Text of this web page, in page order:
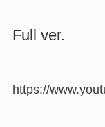
Full ver.
https://